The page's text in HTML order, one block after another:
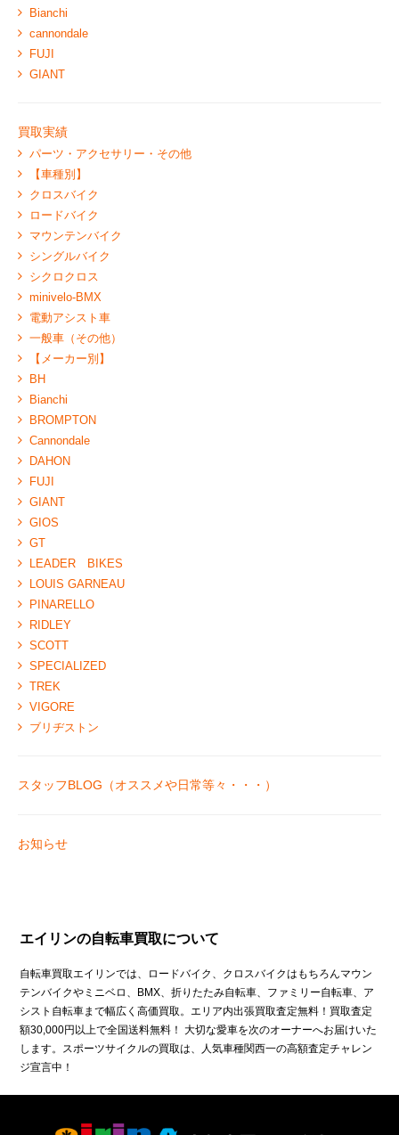
Bianchi
cannondale
FUJI
GIANT
買取実績
パーツ・アクセサリー・その他
【車種別】
クロスバイク
ロードバイク
マウンテンバイク
シングルバイク
シクロクロス
minivelo-BMX
電動アシスト車
一般車（その他）
【メーカー別】
BH
Bianchi
BROMPTON
Cannondale
DAHON
FUJI
GIANT
GIOS
GT
LEADER BIKES
LOUIS GARNEAU
PINARELLO
RIDLEY
SCOTT
SPECIALIZED
TREK
VIGORE
ブリヂストン
スタッフBLOG（オススメや日常等々・・・）
お知らせ
エイリンの自転車買取について
自転車買取エイリンでは、ロードバイク、クロスバイクはもちろんマウン
テンバイクやミニベロ、BMX、折りたたみ自転車、ファミリー自転車、ア
シスト自転車まで幅広く高価買取。エリア内出張買取査定無料！買取査定
額30,000円以上で全国送料無料！ 大切な愛車を次のオーナーへお届けいた
します。スポーツサイクルの買取は、人気車種関西一の高額査定チャレン
ジ宣言中！